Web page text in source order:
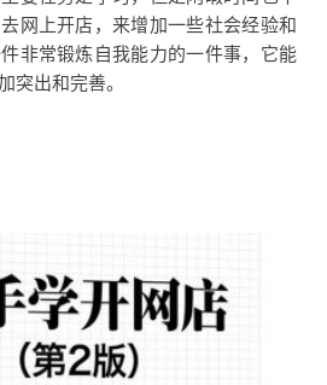
网上开店，来增加一些社会经验和
非常锻炼自我能力的一件事，它能
突出和完善。